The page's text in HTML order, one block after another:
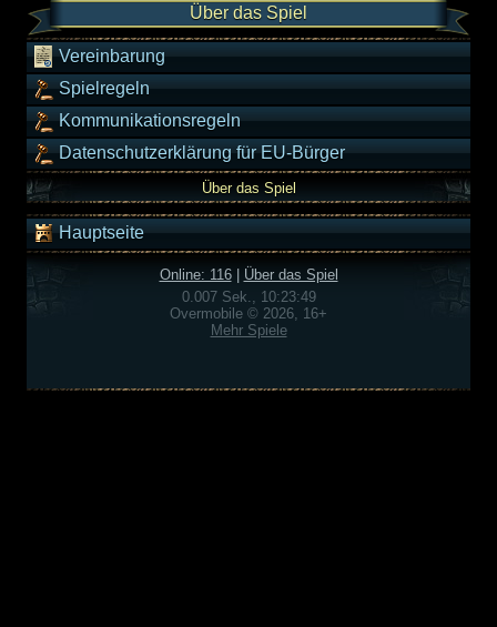
Über das Spiel
Vereinbarung
Spielregeln
Kommunikationsregeln
Datenschutzerklärung für EU-Bürger
Über das Spiel
Hauptseite
Online: 116| Über das Spiel
0.007 Sek., 10:23:49
Overmobile © 2026, 16+
Mehr Spiele